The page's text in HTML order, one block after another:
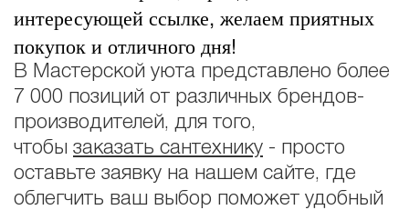
интересующей ссылке, желаем приятных
покупок и отличного дня!
В Мастерской уюта представлено более
7 000 позиций от различных брендов-
производителей, для того,
чтобы заказать сантехнику - просто
оставьте заявку на нашем сайте, где
облегчить ваш выбор поможет удобный